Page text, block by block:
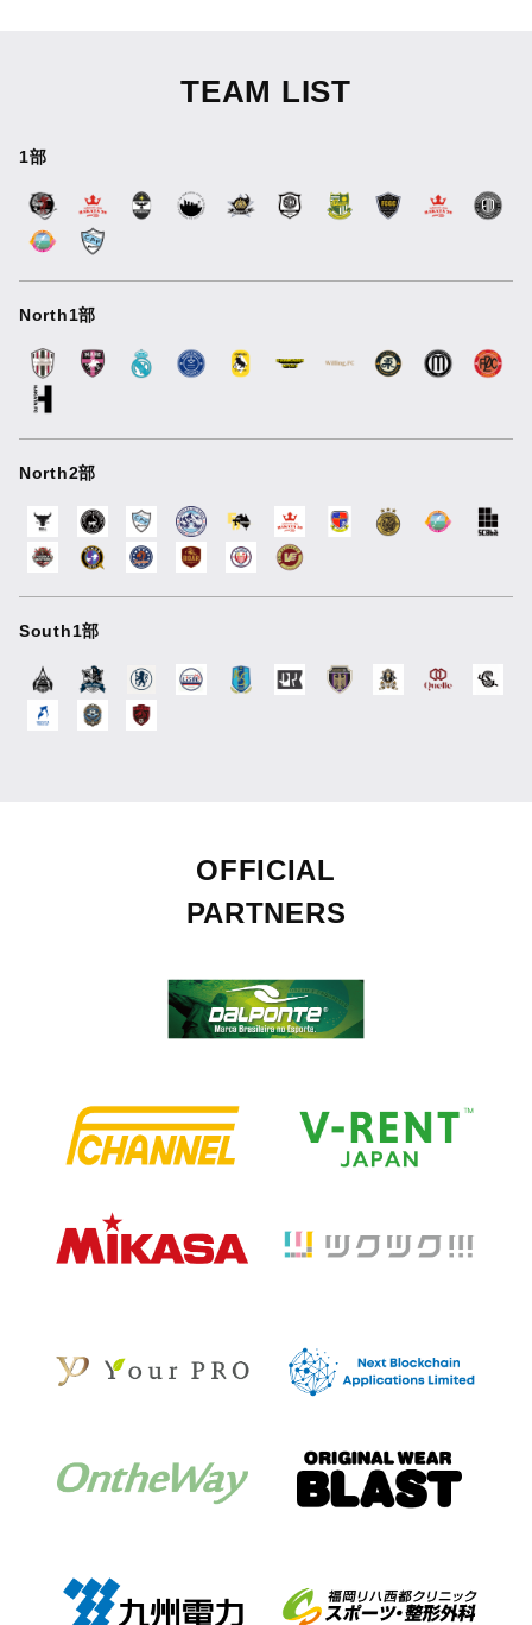
TEAM LIST
1部
North1部
North2部
South1部
OFFICIAL
PARTNERS